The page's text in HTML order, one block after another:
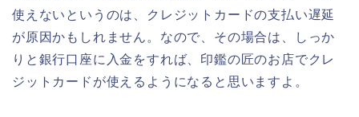
使えないというのは、クレジットカードの支払い遅延
が原因かもしれません。なので、その場合は、しっか
りと銀行口座に入金をすれば、印鑑の匠のお店でクレ
ジットカードが使えるようになると思いますよ。